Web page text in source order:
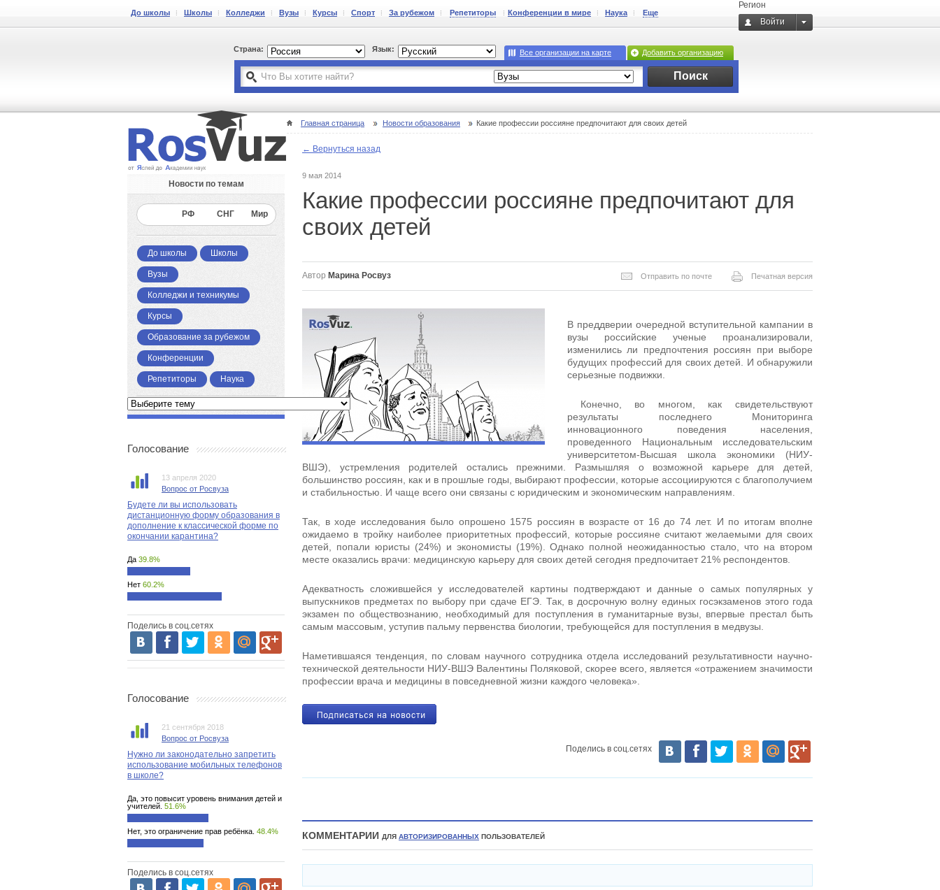
Регион
Войти
До школы Школы Колледжи Вузы Курсы Спорт За рубежом Репетиторы Конференции в мире Наука Еще
Добавить организацию
Все организации на карте
Страна: Язык:
Поиск
Главная страница Новости образования Какие профессии россияне предпочитают для своих детей
← Вернуться назад
9 мая 2014
Какие профессии россияне предпочитают для
своих детей
Автор Марина Росвуз Печатная версия
Отправить по почте
В преддверии очередной вступительной кампании в
вузы российские ученые проанализировали,
изменились ли предпочтения россиян при выборе
будущих профессий для своих детей. И обнаружили
серьезные подвижки.
Конечно, во многом, как свидетельствуют
результаты последнего Мониторинга
инновационного поведения населения,
проведенного Национальным исследовательским
университетом-Высшая школа экономики (НИУ-
ВШЭ), устремления родителей остались прежними. Размышляя о возможной карьере для детей,
большинство россиян, как и в прошлые годы, выбирают профессии, которые ассоциируются с благополучием
и стабильностью. И чаще всего они связаны с юридическим и экономическим направлениям.
Так, в ходе исследования было опрошено 1575 россиян в возрасте от 16 до 74 лет. И по итогам вполне
ожидаемо в тройку наиболее приоритетных профессий, которые россияне считают желаемыми для своих
детей, попали юристы (24%) и экономисты (19%). Однако полной неожиданностью стало, что на втором
месте оказались врачи: медицинскую карьеру для своих детей сегодня предпочитает 21% респондентов.
Адекватность сложившейся у исследователей картины подтверждают и данные о самых популярных у
выпускников предметах по выбору при сдаче ЕГЭ. Так, в досрочную волну единых госэкзаменов этого года
экзамен по обществознанию, необходимый для поступления в гуманитарные вузы, впервые престал быть
самым массовым, уступив пальму первенства биологии, требующейся для поступления в медвузы.
Наметившаяся тенденция, по словам научного сотрудника отдела исследований результативности научно-
технической деятельности НИУ-ВШЭ Валентины Поляковой, скорее всего, является «отражением значимости
профессии врача и медицины в повседневной жизни каждого человека».
Поделись в соц.сетях
КОММЕНТАРИИ ДЛЯ АВТОРИЗИРОВАННЫХ ПОЛЬЗОВАТЕЛЕЙ
Новости по темам
РФ СНГ Мир
До школы Школы
Вузы
Колледжи и техникумы
Курсы
Образование за рубежом
Конференции
Репетиторы Наука
Голосование
13 апреля 2020
Вопрос от Росвуза
Будете ли вы использовать
дистанционную форму образования в
дополнение к классической форме по
окончании карантина?
Да 39.8%
Нет 60.2%
Поделись в соц.сетях
Голосование
21 сентября 2018
Вопрос от Росвуза
Нужно ли законодательно запретить
использование мобильных телефонов
в школе?
Да, это повысит уровень внимания детей и
учителей. 51.6%
Нет, это ограничение прав ребёнка. 48.4%
Поделись в соц.сетях